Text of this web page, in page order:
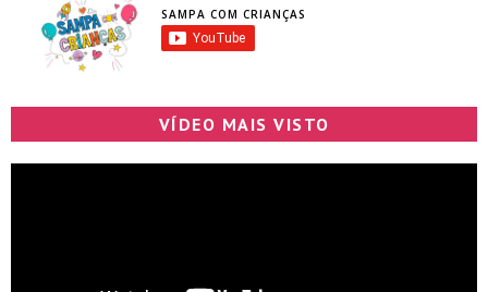
SAMPA COM CRIANÇAS
VÍDEO MAIS VISTO